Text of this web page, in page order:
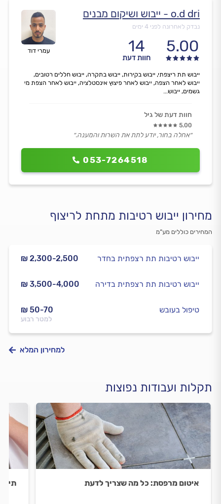
עמרי דוד
o.d dri - ייבוש ושיקום מבנים
נבדק לאחרונה לפני 4 ימים
5.00
14
חוות דעת
053-7264518
ייבוש תת ריצפתי, ייבוש בקירות, ייבוש בתקרה, ייבוש חללים רטובים,
ייבוש לאחר הצפה, ייבוש לאחר פיצוץ אינסטלציה, ייבוש לאחר הצפת מי
גשמים, ייבוש...
חוות דעת של גיל
5.00
״אחלה בחור, יודע לתת את השרות והמענה.״
מחירון ייבוש רטיבות מתחת לריצוף
המחירים כוללים מע”מ
₪ 2,300-2,500 ייבוש רטיבות תת רצפתית בחדר
₪ 3,500-4,000 ייבוש רטיבות תת רצפתית בדירה
₪ 50-70
למטר רבוע
טיפול בעובש
למחירון המלא
תקלות ועבודות נפוצות
איטום מרפסת: כל מה שצריך לדעת